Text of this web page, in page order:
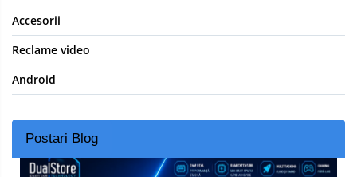
Accesorii
Reclame video
Android
Postari Blog